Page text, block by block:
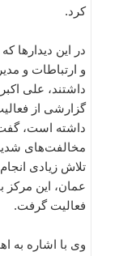
کرد.
در این دیدار‌ها
و ارتباطات و
داشتند، علی
گزارشی از
داشته است،
مخالفت‌های
تلاش زیادی
عمان، این مرکز
فعالیت گرفت.
وی با اشاره به